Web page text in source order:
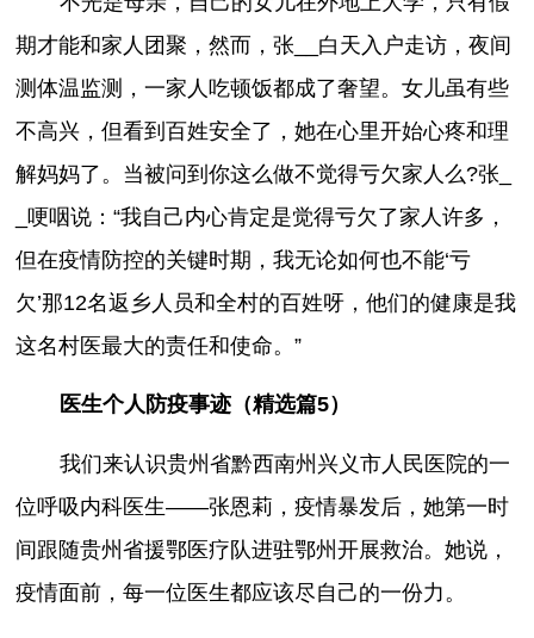
期才能和家人团聚，然而，张__白天入户走访，夜间
测体温监测，一家人吃顿饭都成了奢望。女儿虽有些
不高兴，但看到百姓安全了，她在心里开始心疼和理
解妈妈了。当被问到你这么做不觉得亏欠家人么?张_
_哽咽说：“我自己内心肯定是觉得亏欠了家人许多，
但在疫情防控的关键时期，我无论如何也不能‘亏
欠’那12名返乡人员和全村的百姓呀，他们的健康是我
这名村医最大的责任和使命。”
医生个人防疫事迹（精选篇5）
我们来认识贵州省黔西南州兴义市人民医院的一
位呼吸内科医生——张恩莉，疫情暴发后，她第一时
间跟随贵州省援鄂医疗队进驻鄂州开展救治。她说，
疫情面前，每一位医生都应该尽自己的一份力。